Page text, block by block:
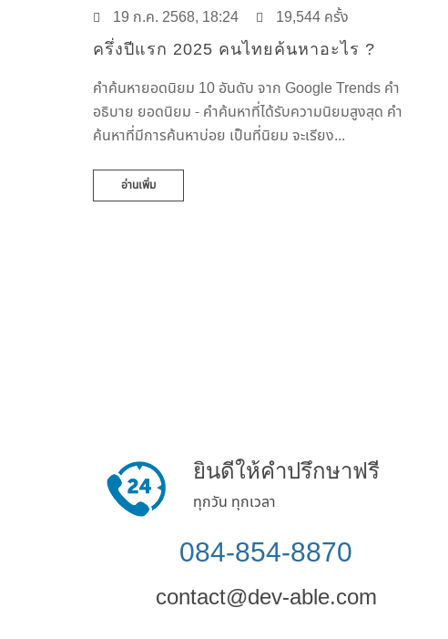
19 ก.ค. 2568, 18:24 19,544 ครั้ง
ครึ่งปีแรก 2025 คนไทยค้นหาอะไร ?
คำค้นหายอดนิยม 10 อันดับ จาก Google Trends คำ
อธิบาย ยอดนิยม - คำค้นหาที่ได้รับความนิยมสูงสุด คำ
ค้นหาที่มีการค้นหาบ่อย เป็นที่นิยม จะเรียง...
อ่านเพิ่ม
ยินดีให้คำปรึกษาฟรี
ทุกวัน ทุกเวลา
084-854-8870
contact@dev-able.com